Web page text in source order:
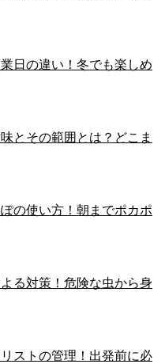
日の違い！冬でも楽しめ
とその範囲とは？どこま
の使い方！朝までポカポ
る対策！危険な虫から身
ストの管理！出発前に必